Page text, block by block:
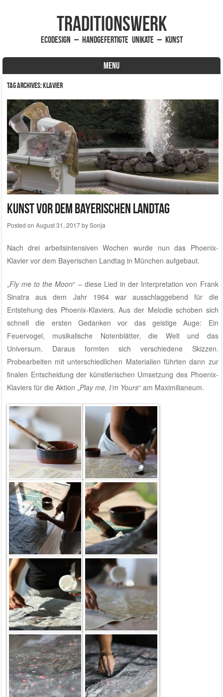
traditionsWerk
EcoDesign – handgefertigte Unikate – Kunst
MENU
Skip to content
Tag Archives:Klavier
Kunst vor dem Bayerischen Landtag
Posted on August 31, 2017bySonja
Nach drei arbeitsintensiven Wochen wurde nun das Phoenix-
Klavier vor dem Bayerischen Landtag in München aufgebaut.
„Fly me to the Moon“ – diese Lied in der Interpretation von Frank
Sinatra aus dem Jahr 1964 war ausschlaggebend für die
Entstehung des Phoenix-Klaviers. Aus der Melodie schoben sich
schnell die ersten Gedanken vor das geistige Auge: Ein
Feuervogel, musikalische Notenblätter, die Welt und das
Universum. Daraus formten sich verschiedene Skizzen.
Probearbeiten mit unterschiedlichen Materialien führten dann zur
finalen Entscheidung der künstlerischen Umsetzung des Phoenix-
Klaviers für die Aktion „Play me, I’m Yours“ am Maximilianeum.